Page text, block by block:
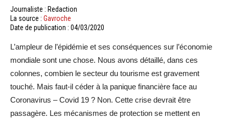
Journaliste : Redaction
La source : Gavroche
Date de publication : 04/03/2020
L’ampleur de l’épidémie et ses conséquences sur l’économie
mondiale sont une chose. Nous avons détaillé, dans ces
colonnes, combien le secteur du tourisme est gravement
touché. Mais faut-il céder à la panique financière face au
Coronavirus – Covid 19 ? Non. Cette crise devrait être
passagère. Les mécanismes de protection se mettent en